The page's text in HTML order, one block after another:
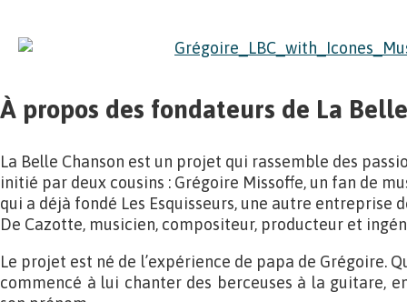
À propos des fondateurs de La
La Belle Chanson est un projet qui rassemble des
initié par deux cousins : Grégoire Missoffe, un fan de
qui a déjà fondé Les Esquisseurs, une autre entreprise
De Cazotte, musicien, compositeur, producteur et
Le projet est né de l’expérience de papa de Grégoire.
commencé à lui chanter des berceuses à la guitare,